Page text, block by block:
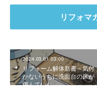
リフォマ
2024.03.01 03:00
リフォーム解体新書～気付
かないうちに洗面台の床が
傷んでいた